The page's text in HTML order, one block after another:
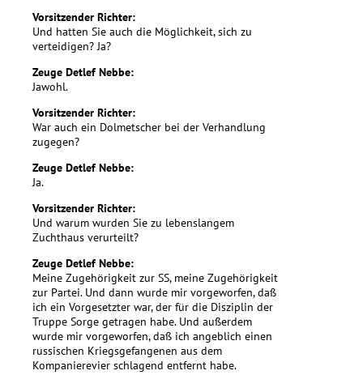
Vorsitzender Richter:
Und hatten Sie auch die Möglichkeit, sich zu
verteidigen? Ja?
Zeuge Detlef Nebbe:
Jawohl.
Vorsitzender Richter:
War auch ein Dolmetscher bei der Verhandlung
zugegen?
Zeuge Detlef Nebbe:
Ja.
Vorsitzender Richter:
Und warum wurden Sie zu lebenslangem
Zuchthaus verurteilt?
Zeuge Detlef Nebbe:
Meine Zugehörigkeit zur SS, meine Zugehörigkeit
zur Partei. Und dann wurde mir vorgeworfen, daß
ich ein Vorgesetzter war, der für die Disziplin der
Truppe Sorge getragen habe. Und außerdem
wurde mir vorgeworfen, daß ich angeblich einen
russischen Kriegsgefangenen aus dem
Kompanierevier schlagend entfernt habe.